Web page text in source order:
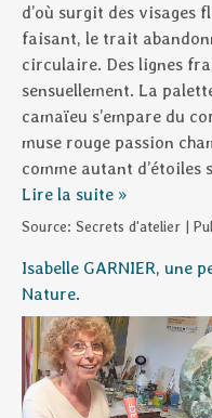
d’où surgit des visages
faisant, le trait
circulaire. Des lignes
sensuellement. La
camaïeu s’empare du
muse rouge passion
comme autant
Lire la suite »
Source: Secrets d'atelier |
Isabelle GARNIER, une
Nature.